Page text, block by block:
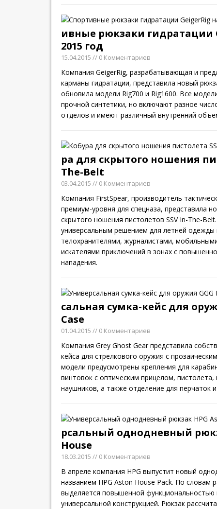
ивные рюкзаки гидратации
2015 год
15.04.2015 // 0 Комментариев
Компания GeigerRig, разрабатывающая и
карманы гидратации, представила новый
обновила модели Rig700 и Rig1600. Все
прочной синтетики, но включают разное
отделов и имеют различный внутренний
ра для скрытого ношения
The-Belt
03.04.2015 // 0 Комментариев
Компания FirstSpear, производитель
премиум-уровня для спецназа, представила
скрытого ношения пистолетов SSV In-The-
универсальным решением для летней
телохранителями, журналистами,
искателями приключений в зонах с
нападения.
сальная сумка-кейс для
Case
01.04.2015 // 0 Комментариев
Компания Grey Ghost Gear представила
кейса для стрелкового оружия с
модели предусмотрены крепления для
винтовок с оптическим прицелом,
наушников, а также отделение для перчаток
рсальный однодневный
House
18.03.2015 // 0 Комментариев
В апреле компания HPG выпустит новый
названием HPG Aston House Pack. По словам
выделяется повышенной функциональностью
универсальной конструкцией. Рюкзак